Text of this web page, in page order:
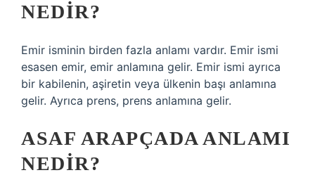
NEDIR?
Emir isminin birden fazla anlamı vardır. Emir ismi
esasen emir, emir anlamına gelir. Emir ismi ayrıca
bir kabilenin, aşiretin veya ülkenin başı anlamına
gelir. Ayrıca prens, prens anlamına gelir.
ASAF ARAPÇADA ANLAMI
NEDIR?